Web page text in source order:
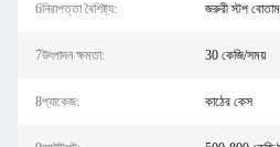
6নিরাপত্তা বৈশিষ্ট্য: জরুরী স্টপ
7উৎপাদন ক্ষমতা: 30 কেজি/সময়
8প্যাকেজ: কাঠের কেস